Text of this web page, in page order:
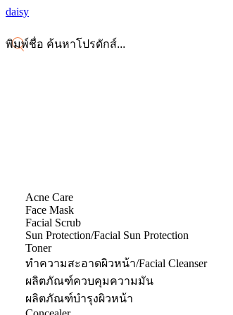
daisy
Acne Care
Face Mask
Facial Scrub
Sun Protection/Facial Sun Protection
Toner
ทำความสะอาดผิวหน้า/Facial Cleanser
ผลิตภัณฑ์ควบคุมความมัน
ผลิตภัณฑ์บำรุงผิวหน้า